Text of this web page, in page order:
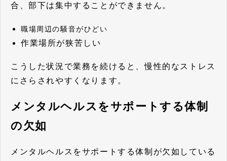
合、部下は集中することができません。
職場周辺の騒音がひどい
作業場所が狭苦しい
こうした状況で業務を続けると、慢性的なストレス
にさらされやすくなります。
メンタルヘルスをサポートする体制
の欠如
メンタルヘルスをサポートする体制が欠如している